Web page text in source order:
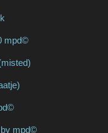
mpd©
by mpd©